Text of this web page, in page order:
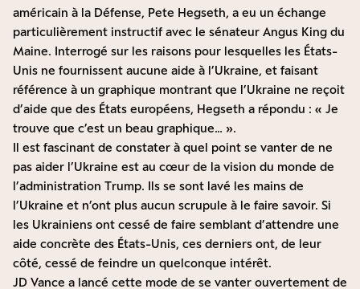
américain à la Défense, Pete Hegseth, a eu un échange
particulièrement instructif avec le sénateur Angus King du
Maine. Interrogé sur les raisons pour lesquelles les États-
Unis ne fournissent aucune aide à l’Ukraine, et faisant
référence à un graphique montrant que l’Ukraine ne reçoit
d’aide que des États européens, Hegseth a répondu : « Je
trouve que c’est un beau graphique… ».
Il est fascinant de constater à quel point se vanter de ne
pas aider l’Ukraine est au cœur de la vision du monde de
l’administration Trump. Ils se sont lavé les mains de
l’Ukraine et n’ont plus aucun scrupule à le faire savoir. Si
les Ukrainiens ont cessé de faire semblant d’attendre une
aide concrète des États-Unis, ces derniers ont, de leur
côté, cessé de feindre un quelconque intérêt.
JD Vance a lancé cette mode de se vanter ouvertement de